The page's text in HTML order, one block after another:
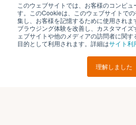
このウェブサイトでは、お客様のコンピ
す。このCookieは、このウェブサイトで
集し、お客様を記憶するために使用され
ブラウジング体験を改善し、カスタマイ
ェブサイトや他のメディアの訪問者に関
目的として利用されます。詳細はサイト利
理解しました
スポーツマーケティングでファン
#エンタメ#マーケティング